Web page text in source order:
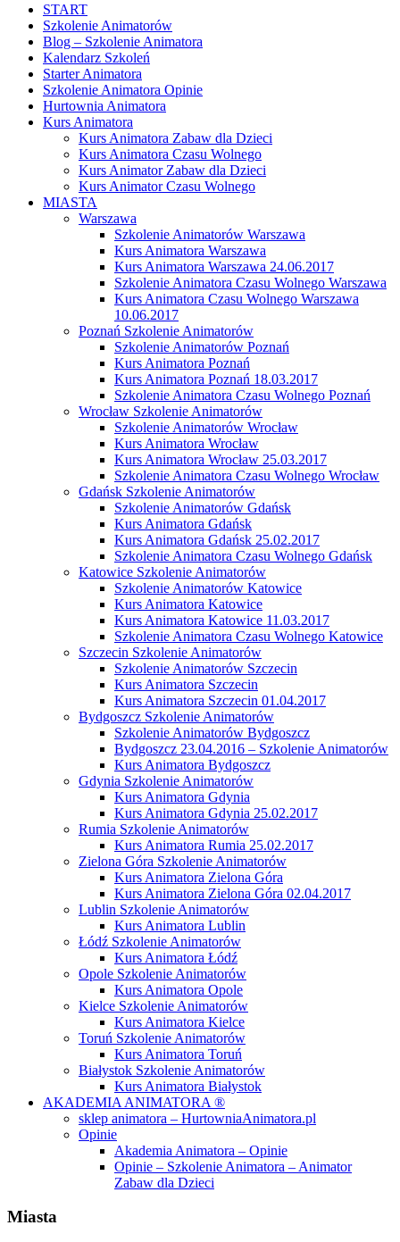
START
Szkolenie Animatorów
Blog – Szkolenie Animatora
Kalendarz Szkoleń
Starter Animatora
Szkolenie Animatora Opinie
Hurtownia Animatora
Kurs Animatora
Kurs Animatora Zabaw dla Dzieci
Kurs Animatora Czasu Wolnego
Kurs Animator Zabaw dla Dzieci
Kurs Animator Czasu Wolnego
MIASTA
Warszawa
Szkolenie Animatorów Warszawa
Kurs Animatora Warszawa
Kurs Animatora Warszawa 24.06.2017
Szkolenie Animatora Czasu Wolnego Warszawa
Kurs Animatora Czasu Wolnego Warszawa
10.06.2017
Poznań Szkolenie Animatorów
Szkolenie Animatorów Poznań
Kurs Animatora Poznań
Kurs Animatora Poznań 18.03.2017
Szkolenie Animatora Czasu Wolnego Poznań
Wrocław Szkolenie Animatorów
Szkolenie Animatorów Wrocław
Kurs Animatora Wrocław
Kurs Animatora Wrocław 25.03.2017
Szkolenie Animatora Czasu Wolnego Wrocław
Gdańsk Szkolenie Animatorów
Szkolenie Animatorów Gdańsk
Kurs Animatora Gdańsk
Kurs Animatora Gdańsk 25.02.2017
Szkolenie Animatora Czasu Wolnego Gdańsk
Katowice Szkolenie Animatorów
Szkolenie Animatorów Katowice
Kurs Animatora Katowice
Kurs Animatora Katowice 11.03.2017
Szkolenie Animatora Czasu Wolnego Katowice
Szczecin Szkolenie Animatorów
Szkolenie Animatorów Szczecin
Kurs Animatora Szczecin
Kurs Animatora Szczecin 01.04.2017
Bydgoszcz Szkolenie Animatorów
Szkolenie Animatorów Bydgoszcz
Bydgoszcz 23.04.2016 – Szkolenie Animatorów
Kurs Animatora Bydgoszcz
Gdynia Szkolenie Animatorów
Kurs Animatora Gdynia
Kurs Animatora Gdynia 25.02.2017
Rumia Szkolenie Animatorów
Kurs Animatora Rumia 25.02.2017
Zielona Góra Szkolenie Animatorów
Kurs Animatora Zielona Góra
Kurs Animatora Zielona Góra 02.04.2017
Lublin Szkolenie Animatorów
Kurs Animatora Lublin
Łódź Szkolenie Animatorów
Kurs Animatora Łódź
Opole Szkolenie Animatorów
Kurs Animatora Opole
Kielce Szkolenie Animatorów
Kurs Animatora Kielce
Toruń Szkolenie Animatorów
Kurs Animatora Toruń
Białystok Szkolenie Animatorów
Kurs Animatora Białystok
AKADEMIA ANIMATORA ®
sklep animatora – HurtowniaAnimatora.pl
Opinie
Akademia Animatora – Opinie
Opinie – Szkolenie Animatora – Animator
Zabaw dla Dzieci
Miasta